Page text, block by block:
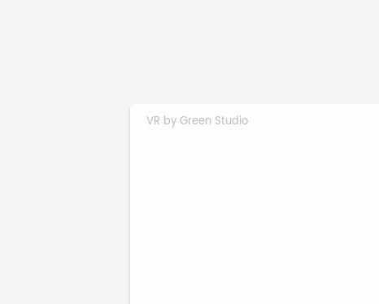
VR by Green Studio